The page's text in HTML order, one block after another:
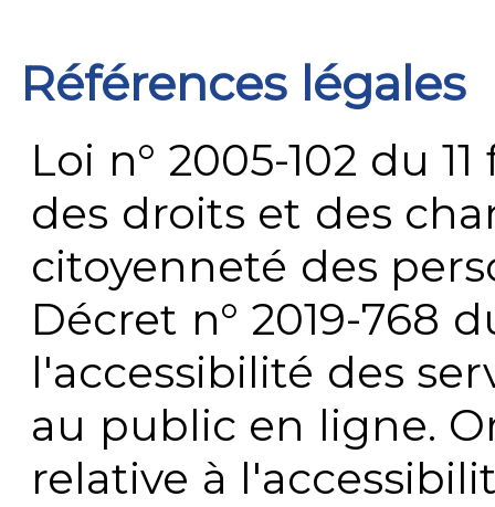
Références légales
Loi n° 2005-102 du
des droits et des
citoyenneté des
Décret n° 2019-768
l'accessibilité des
au public en ligne.
relative à